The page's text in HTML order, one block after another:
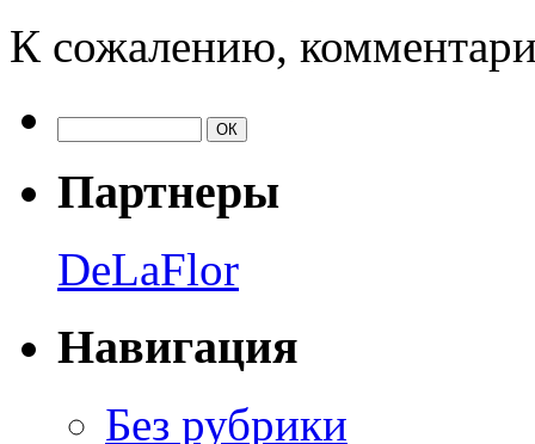
К сожалению,
Партнеры
DeLaFlor
Навигация
Без рубрики